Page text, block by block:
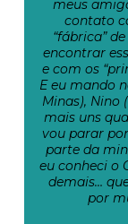
meus
contato
“fábrica”
encontrar
e com os
E eu mando
Minas), Nino
mais uns
vou parar
parte da
eu conheci o
demais…
por